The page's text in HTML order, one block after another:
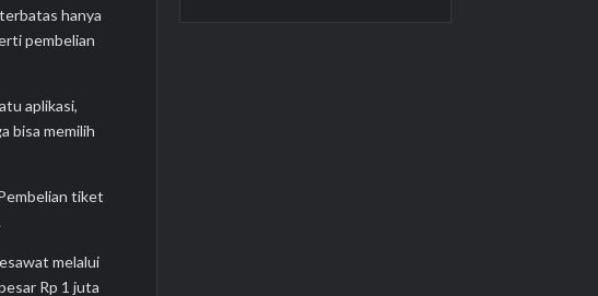
hanya
pembelian
aplikasi,
bisa memilih
tiket
melalui
Rp 1 juta